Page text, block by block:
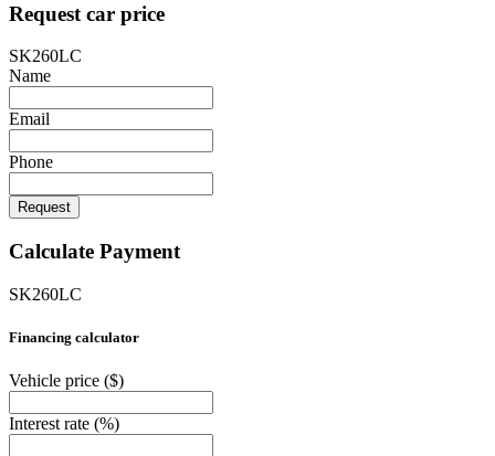
Request car price
SK260LC
Name
Email
Phone
Request
Calculate Payment
SK260LC
Financing calculator
Vehicle price ($)
Interest rate (%)